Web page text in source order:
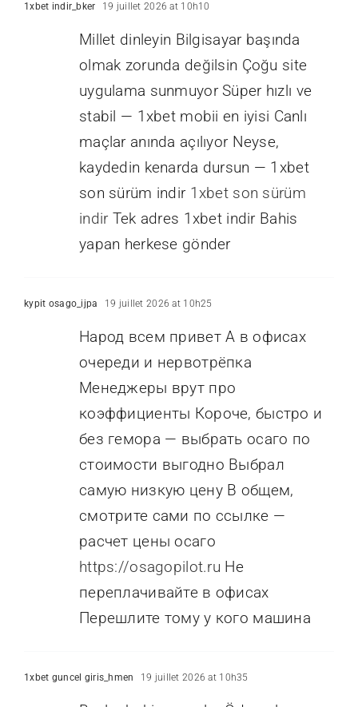
1xbet indir_bker 19 juillet 2026 at 10h10
Millet dinleyin Bilgisayar başında
olmak zorunda değilsin Çoğu site
uygulama sunmuyor Süper hızlı ve
stabil — 1xbet mobii en iyisi Canlı
maçlar anında açılıyor Neyse,
kaydedin kenarda dursun — 1xbet
son sürüm indir 1xbet son sürüm
indir Tek adres 1xbet indir Bahis
yapan herkese gönder
kypit osago_ijpa 19 juillet 2026 at 10h25
Народ всем привет А в офисах
очереди и нервотрёпка
Менеджеры врут про
коэффициенты Короче, быстро и
без гемора — выбрать осаго по
стоимости выгодно Выбрал
самую низкую цену В общем,
смотрите сами по ссылке —
расчет цены осаго
https://osagopilot.ru Не
переплачивайте в офисах
Перешлите тому у кого машина
1xbet guncel giris_hmen 19 juillet 2026 at 10h35